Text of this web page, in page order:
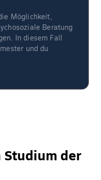
Möglichkeit,
Beratung
In diesem Fall
und du
Studium der